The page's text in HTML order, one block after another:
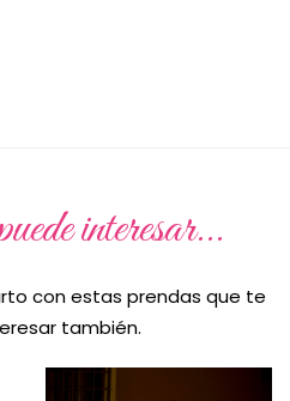
interesar...
con estas prendas que te
también.